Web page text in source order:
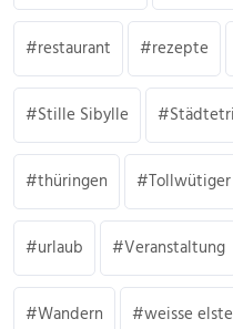
restaurant rezepte
Stille Sibylle
thüringen
urlaub Veranstaltung
Wandern weisse